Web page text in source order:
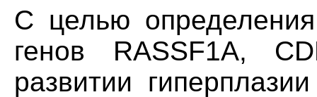
С целью
генов RASSF1A,
развитии